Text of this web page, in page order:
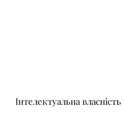
Інтелектуальна власність